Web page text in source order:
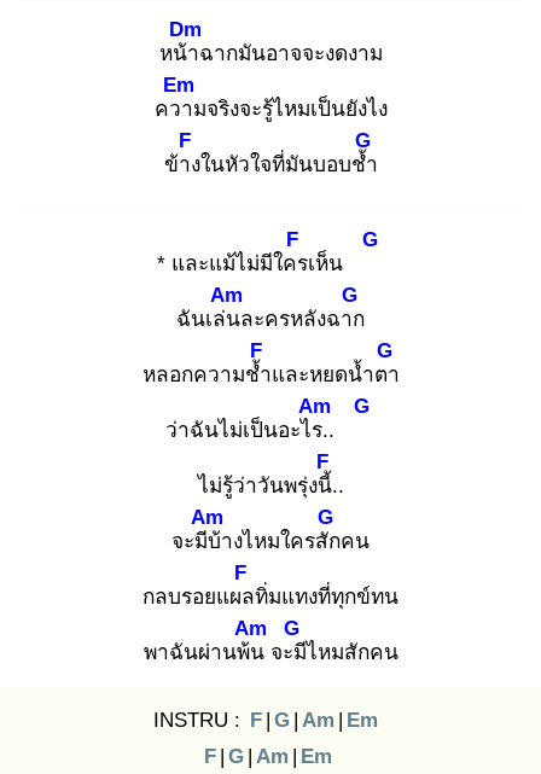
หน้า
Dm
ฉากมันอาจจะงดงาม
ควา
Em
มจริงจะรู้ไหมเป็นยังไง
ข้าง
F
ในหัวใจที่มันบอบช้ำ
G
* และแม้ไม่มีใคร
F
เห็น
G
ฉันเล่น
Am
ละครหลังฉาก
G
หลอกความช้ำ
F
และหยดน้ำตา
G
ว่าฉันไม่เป็นอะไร.
Am
.
G
ไม่รู้ว่าวันพรุ่งนี้.
F
.
จะมีบ้
Am
างไหมใครสัก
G
คน
กลบรอยแผล
F
ทิ่มแทงที่ทุกข์ทน
พาฉันผ่านพ้น
Am
จะมี
G
ไหมสักคน
INSTRU : F | G | Am | Em
F | G | Am | Em